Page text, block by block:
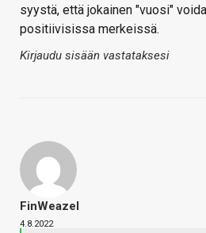
syystä, että jokainen "vuosi"
positiivisissa merkeissä.
Kirjaudu sisään vastataksesi
FinWeazel
4.8.2022